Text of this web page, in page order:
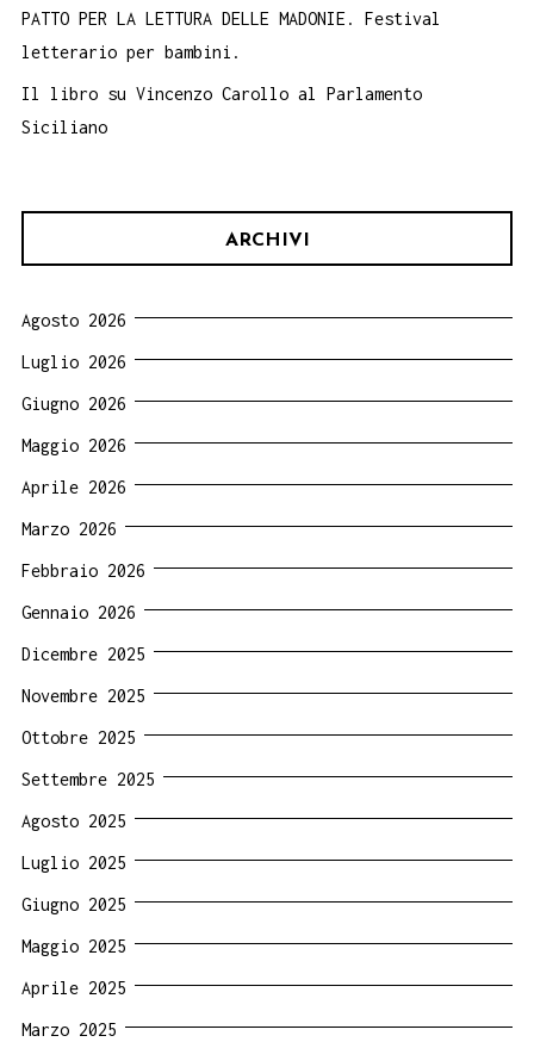
PATTO PER LA LETTURA DELLE MADONIE. Festival
letterario per bambini.
Il libro su Vincenzo Carollo al Parlamento
Siciliano
ARCHIVI
Agosto 2026
Luglio 2026
Giugno 2026
Maggio 2026
Aprile 2026
Marzo 2026
Febbraio 2026
Gennaio 2026
Dicembre 2025
Novembre 2025
Ottobre 2025
Settembre 2025
Agosto 2025
Luglio 2025
Giugno 2025
Maggio 2025
Aprile 2025
Marzo 2025